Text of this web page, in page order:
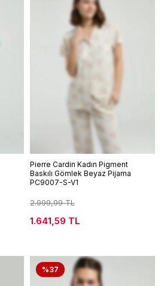
Pierre Cardin Kadın Pigment
Baskılı Gömlek Beyaz Pijama
PC9007-S-V1
2.999,99 TL
1.641,59 TL
%37